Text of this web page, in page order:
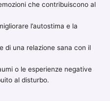
che contribuiscono al
l’autostima e la
di una relazione sana con il
o le esperienze negative
al disturbo.